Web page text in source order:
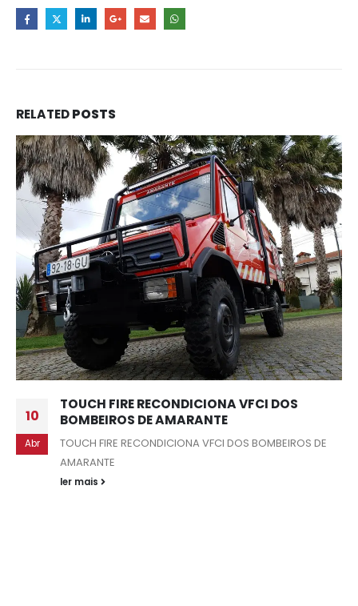
RELATEDPOSTS
10
Abr
TOUCH FIRE RECONDICIONA VFCI DOS
BOMBEIROS DE AMARANTE
TOUCH FIRE RECONDICIONA VFCI DOS BOMBEIROS DE
AMARANTE
ler mais